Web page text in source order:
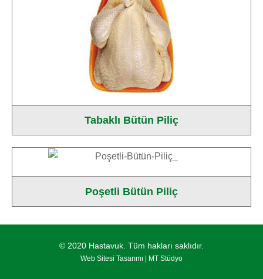
Tabaklı Bütün Piliç
Poşetli Bütün Piliç
© 2020 Hastavuk. Tüm hakları saklıdır.
Web Sitesi Tasarımı | MT Stüdyo